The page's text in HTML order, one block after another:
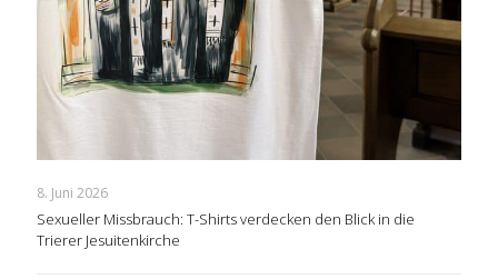
8. Juni 2026
Sexueller Missbrauch: T-Shirts verdecken den Blick in die
Trierer Jesuitenkirche